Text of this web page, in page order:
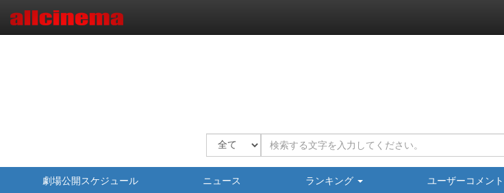
劇場公開スケジュール ニュース ランキング ユーザーコメント